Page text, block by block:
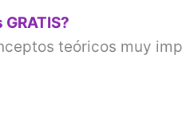
teóricos muy